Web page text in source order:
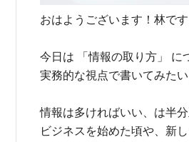
おはようございます！林です
今日は 「情報の取り方」 に
実務的な視点で書いてみたい
情報は多ければいい、は半
ビジネスを始めた頃や、新